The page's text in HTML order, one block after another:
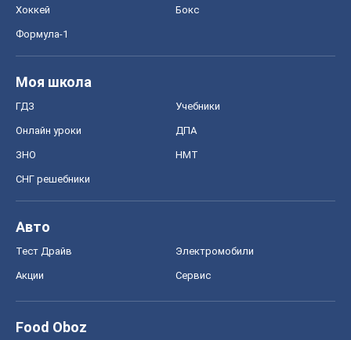
Хоккей Бокс
Формула-1
Моя школа
ГДЗ Учебники
Онлайн уроки ДПА
ЗНО НМТ
СНГ решебники
Авто
Тест Драйв Электромобили
Акции Сервис
Food Oboz